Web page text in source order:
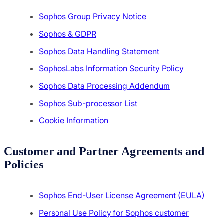
Sophos Group Privacy Notice
Sophos & GDPR
Sophos Data Handling Statement
SophosLabs Information Security Policy
Sophos Data Processing Addendum
Sophos Sub-processor List
Cookie Information
Customer and Partner Agreements and
Policies
Sophos End-User License Agreement (EULA)
Personal Use Policy for Sophos customer